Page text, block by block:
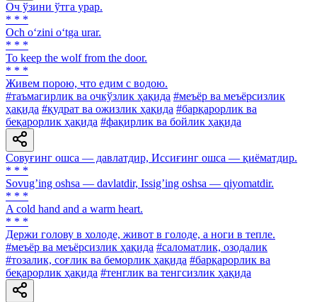
Оч ўзини ўтга урар.
* * *
Och o‘zini o‘tga urar.
* * *
To keep the wolf from the door.
* * *
Живем порою, что едим с водою.
#таъмагирлик ва очкўзлик ҳақида #меъёр ва меъёрсизлик
ҳақида #қудрат ва ожизлик ҳақида #барқарорлик ва
беқарорлик ҳақида #фақирлик ва бойлик ҳақида
Совуғинг ошса — давлатдир, Иссиғинг ошса — қиёматдир.
* * *
Sovugʼing oshsa — davlatdir, Issigʼing oshsa — qiyomatdir.
* * *
A cold hand and a warm heart.
* * *
Держи голову в холоде, живот в голоде, а ноги в тепле.
#меъёр ва меъёрсизлик ҳақида #саломатлик, озодалик
#тозалик, соғлик ва беморлик ҳақида #барқарорлик ва
беқарорлик ҳақида #тенглик ва тенгсизлик ҳақида